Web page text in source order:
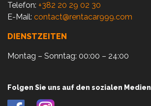
Telefon: +382 20 29 02 30
E-Mail: contact@rentacar999.com
DIENSTZEITEN
Montag – Sonntag: 00:00 – 24:00
Folgen Sie uns auf den sozialen Medien